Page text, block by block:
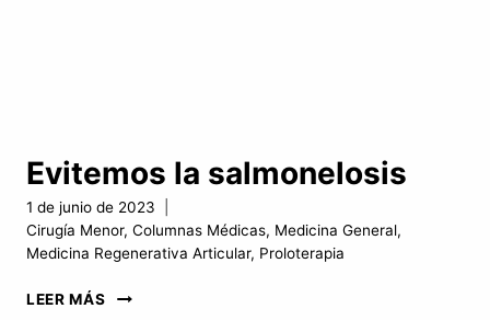
Evitemos la salmonelosis
1 de junio de 2023
Cirugía Menor, Columnas Médicas, Medicina General,
Medicina Regenerativa Articular, Proloterapia
LEER MÁS
EVITEMOS